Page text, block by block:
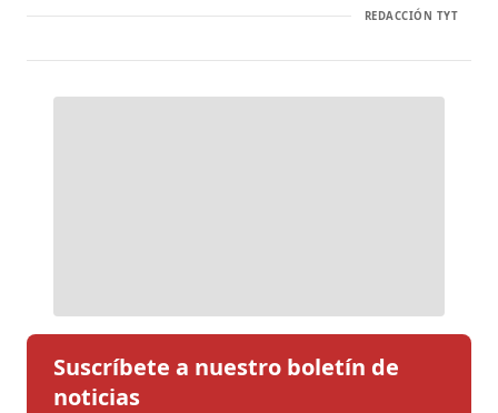
REDACCIÓN TYT
Suscríbete a nuestro boletín de
noticias